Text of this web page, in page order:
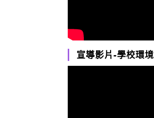
宣導影片-學校環境